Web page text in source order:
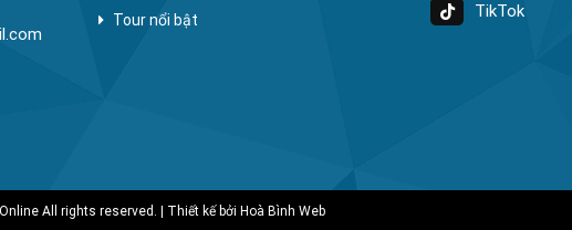
Tour nổi bật
TikTok
All rights reserved. | Thiết kế bởi Hoà Bình Web